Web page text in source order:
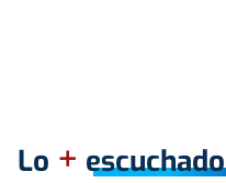
Lo + escuchado